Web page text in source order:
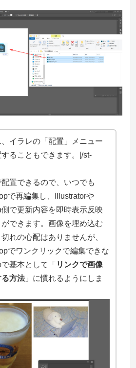
、イラレの「配置」メニュー
ることもできます。[/st-
配置できるので、いつでも
で再編集し、Illustratorや
側で更新内容を即時表示反映
できます。画像を埋め込む
れの心配はありませんが、
でワンクリックで編集できな
基本として「 リンクで画像
方法」に慣れるようにしま